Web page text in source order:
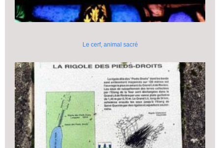
Le cerf, animal sacré